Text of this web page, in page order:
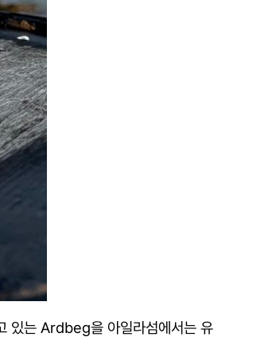
있는 Ardbeg을 아일라섬에서는 유